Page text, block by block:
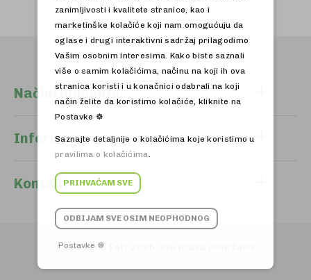
Načini plaćanja
Informacije
Kontakt
© Ljekarna Fett 2026. sva prava pridržana.
zanimljivosti i kvalitete stranice, kao i
marketinške kolačiće koji nam omogućuju da
oglase i drugi interaktivni sadržaj prilagodimo
Vašim osobnim interesima. Kako biste saznali
više o samim kolačićima, načinu na koji ih ova
stranica koristi i u konačnici odabrali na koji
način želite da koristimo kolačiće, kliknite na
Postavke ☸
Saznajte detaljnije o kolačićima koje koristimo u
pravilima o kolačićima.
PRIHVAĆAM SVE
ODBIJAM SVE OSIM NEOPHODNOG
Postavke ☸